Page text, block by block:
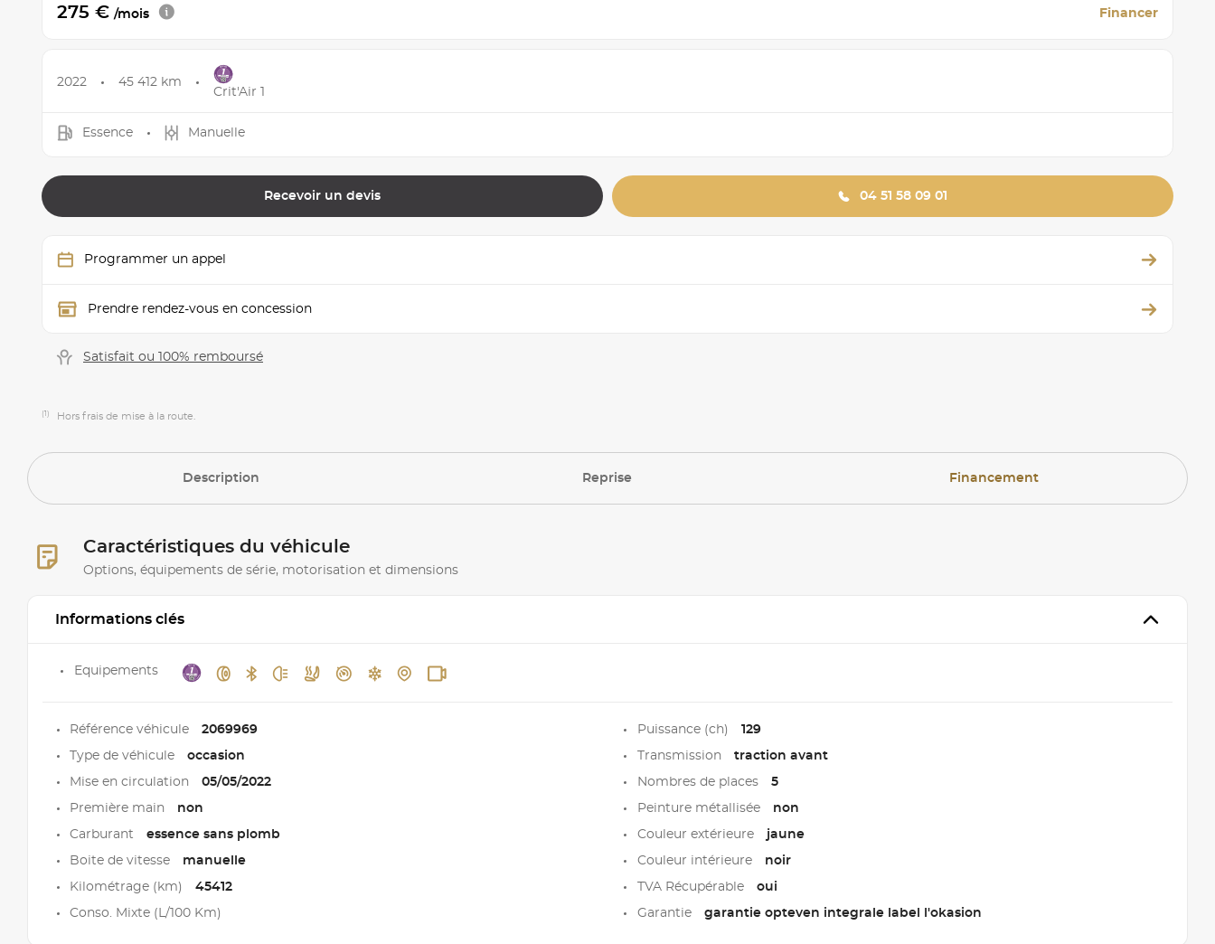
275 € /mois Financer
2022 45 412 km
Crit'Air 1
Essence Manuelle
Recevoir un devis 04 51 58 09 01
Programmer un appel
Prendre rendez-vous en concession
Satisfait ou 100% remboursé
(1) Hors frais de mise à la route.
Description Reprise Financement
Caractéristiques du véhicule
Options, équipements de série, motorisation et dimensions
Informations clés
Equipements
Référence véhicule 2069969
Type de véhicule occasion
Mise en circulation 05/05/2022
Première main non
Carburant essence sans plomb
Boite de vitesse manuelle
Kilométrage (km) 45412
Conso. Mixte (L/100 Km)
Puissance (ch) 129
Transmission traction avant
Nombres de places 5
Peinture métallisée non
Couleur extérieure jaune
Couleur intérieure noir
TVA Récupérable oui
Garantie garantie opteven integrale label l'okasion